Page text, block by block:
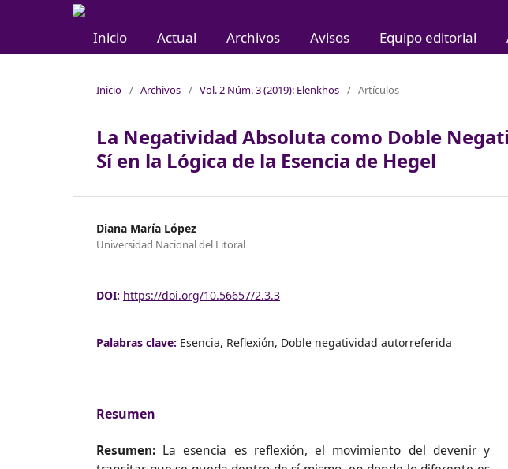
Inicio Actual Archivos Avisos Equipo editorial
Inicio / Archivos / Vol. 2 Núm. 3 (2019): Elenkhos / Artículos
La Negatividad Absoluta como Doble
Sí en la Lógica de la Esencia de Hegel
Diana María López
Universidad Nacional del Litoral
DOI: https://doi.org/10.56657/2.3.3
Palabras clave: Esencia, Reflexión, Doble negatividad autorreferida
Resumen
Resumen: La esencia es reflexión, el movimiento del devenir y